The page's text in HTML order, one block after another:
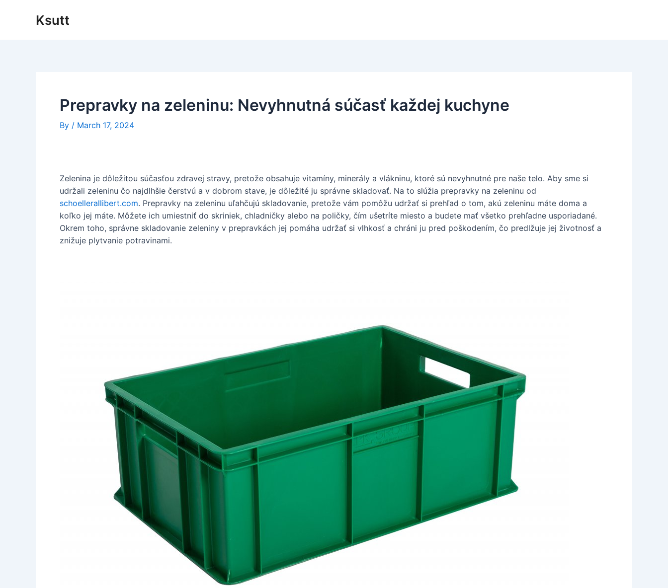
Ksutt
Prepravky na zeleninu: Nevyhnutná súčasť každej kuchyne
By / March 17, 2024
Zelenina je dôležitou súčasťou zdravej stravy, pretože obsahuje vitamíny, minerály a vlákninu, ktoré sú nevyhnutné pre naše telo. Aby sme si
udržali zeleninu čo najdlhšie čerstvú a v dobrom stave, je dôležité ju správne skladovať. Na to slúžia prepravky na zeleninu od
schoellerallibert.com. Prepravky na zeleninu uľahčujú skladovanie, pretože vám pomôžu udržať si prehľad o tom, akú zeleninu máte doma a
koľko jej máte. Môžete ich umiestniť do skriniek, chladničky alebo na poličky, čím ušetríte miesto a budete mať všetko prehľadne usporiadané.
Okrem toho, správne skladovanie zeleniny v prepravkách jej pomáha udržať si vlhkosť a chráni ju pred poškodením, čo predlžuje jej životnosť a
znižuje plytvanie potravinami.